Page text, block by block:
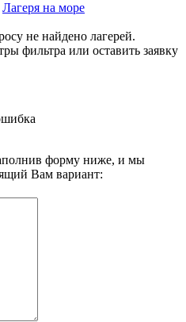
Лагеря на море
не найдено лагерей.
фильтра или оставить заявку
форму ниже, и мы
Вам вариант: